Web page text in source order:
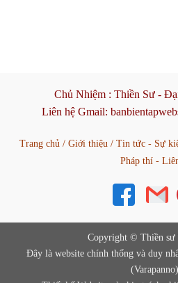
Chủ Nhiệm : Thiền Sư -
Liên hệ Gmail:
Trang chủ/ Giới thiệu/ Tin tức - Sự
Pháp thí -
Copyright © Thiền sư
Đây là website chính thống và duy
(Varapanno).